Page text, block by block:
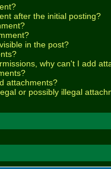
after the initial posting?
in the post?
why can't I add
attachments?
or possibly illegal